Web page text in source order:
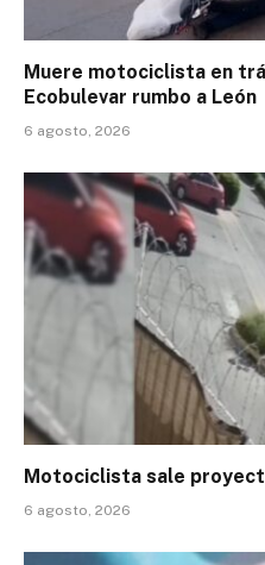
Muere motociclista en
Ecobulevar rumbo a León
6 agosto, 2026
Motociclista sale
6 agosto, 2026